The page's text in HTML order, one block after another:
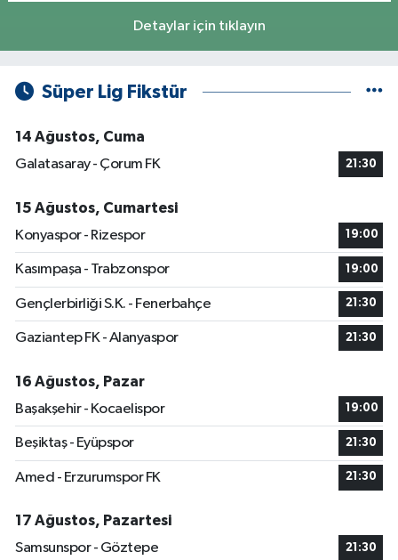
Detaylar için tıklayın
Süper Lig Fikstür
14 Ağustos, Cuma
Galatasaray - Çorum FK
21:30
15 Ağustos, Cumartesi
Konyaspor - Rizespor
19:00
Kasımpaşa - Trabzonspor 19:00
Gençlerbirliği S.K. - Fenerbahçe 21:30
Gaziantep FK - Alanyaspor 21:30
16 Ağustos, Pazar
Başakşehir - Kocaelispor
19:00
Beşiktaş - Eyüpspor 21:30
Amed - Erzurumspor FK 21:30
17 Ağustos, Pazartesi
Samsunspor - Göztepe
21:30